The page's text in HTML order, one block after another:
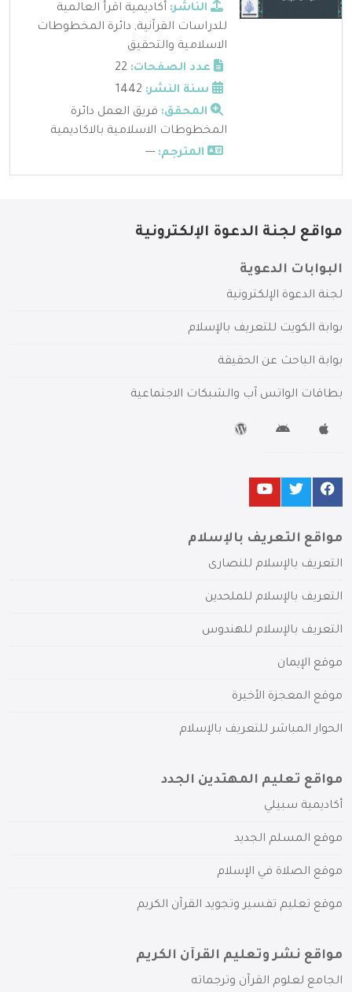
الناشر: أكاديمية اقرأ العالمية
للدراسات القرآنية, دائرة المخطوطات
الاسلامية والتحقيق
عدد الصفحات:
سنة النشر:
المحقق: فريق العمل دائرة
المخطوطات الاسلامية بالاكاديمية
المترجم: ---
مواقع لجنة الدعوة الإلكترونية
البوابات الدعوية
لجنة الدعوة الإلكترونية
بوابة الكويت للتعريف بالإسلام
بوابة الباحث عن الحقيقة
بطاقات الواتس آب والشبكات الاجتماعية
مواقع التعريف بالإسلام
التعريف بالإسلام للنصارى
التعريف بالإسلام للملحدين
التعريف بالإسلام للهندوس
موقع الإيمان
موقع المعجزة الأخيرة
الحوار المباشر للتعريف بالإسلام
مواقع تعليم المهتدين الجدد
أكاديمية سبيلي
موقع المسلم الجديد
موقع الصلاة في الإسلام
موقع تعليم تفسير وتجويد القرآن الكريم
مواقع نشر وتعليم القرآن الكريم
الجامع لعلوم القرآن وترجماته